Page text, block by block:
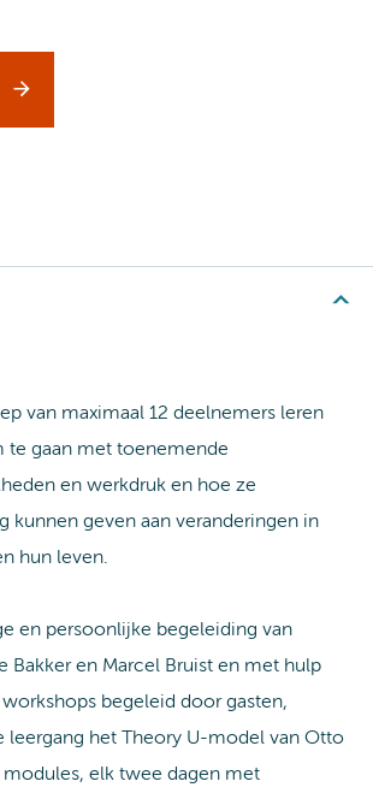
van maximaal 12 deelnemers leren
te gaan met toenemende
en werkdruk en hoe ze
kunnen geven aan veranderingen in
hun leven.
en persoonlijke begeleiding van
Bakker en Marcel Bruist en met hulp
begeleid door gasten,
leergang het Theory U-model van Otto
modules, elk twee dagen met